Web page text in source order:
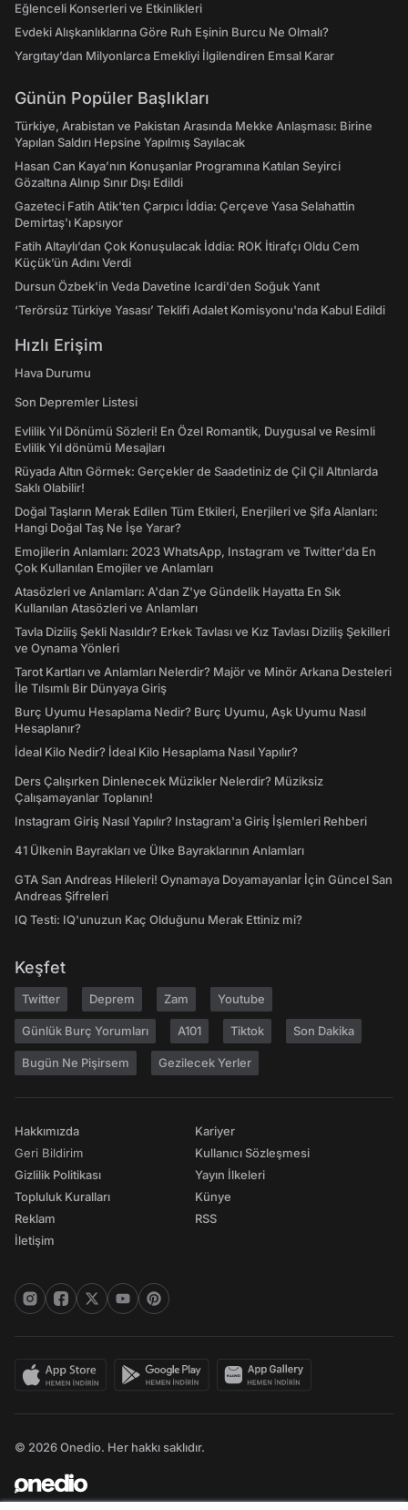
Eğlenceli Konserleri ve Etkinlikleri
Evdeki Alışkanlıklarına Göre Ruh Eşinin Burcu Ne Olmalı?
Yargıtay’dan Milyonlarca Emekliyi İlgilendiren Emsal Karar
Günün Popüler Başlıkları
Türkiye, Arabistan ve Pakistan Arasında Mekke Anlaşması: Birine
Yapılan Saldırı Hepsine Yapılmış Sayılacak
Hasan Can Kaya’nın Konuşanlar Programına Katılan Seyirci
Gözaltına Alınıp Sınır Dışı Edildi
Gazeteci Fatih Atik'ten Çarpıcı İddia: Çerçeve Yasa Selahattin
Demirtaş'ı Kapsıyor
Fatih Altaylı’dan Çok Konuşulacak İddia: ROK İtirafçı Oldu Cem
Küçük’ün Adını Verdi
Dursun Özbek'in Veda Davetine Icardi'den Soğuk Yanıt
‘Terörsüz Türkiye Yasası’ Teklifi Adalet Komisyonu'nda Kabul Edildi
Hızlı Erişim
Hava Durumu
Son Depremler Listesi
Evlilik Yıl Dönümü Sözleri! En Özel Romantik, Duygusal ve Resimli
Evlilik Yıl dönümü Mesajları
Rüyada Altın Görmek: Gerçekler de Saadetiniz de Çil Çil Altınlarda
Saklı Olabilir!
Doğal Taşların Merak Edilen Tüm Etkileri, Enerjileri ve Şifa Alanları:
Hangi Doğal Taş Ne İşe Yarar?
Emojilerin Anlamları: 2023 WhatsApp, Instagram ve Twitter'da En
Çok Kullanılan Emojiler ve Anlamları
Atasözleri ve Anlamları: A'dan Z'ye Gündelik Hayatta En Sık
Kullanılan Atasözleri ve Anlamları
Tavla Diziliş Şekli Nasıldır? Erkek Tavlası ve Kız Tavlası Diziliş Şekilleri
ve Oynama Yönleri
Tarot Kartları ve Anlamları Nelerdir? Majör ve Minör Arkana Desteleri
İle Tılsımlı Bir Dünyaya Giriş
Burç Uyumu Hesaplama Nedir? Burç Uyumu, Aşk Uyumu Nasıl
Hesaplanır?
İdeal Kilo Nedir? İdeal Kilo Hesaplama Nasıl Yapılır?
Ders Çalışırken Dinlenecek Müzikler Nelerdir? Müziksiz
Çalışamayanlar Toplanın!
Instagram Giriş Nasıl Yapılır? Instagram'a Giriş İşlemleri Rehberi
41 Ülkenin Bayrakları ve Ülke Bayraklarının Anlamları
GTA San Andreas Hileleri! Oynamaya Doyamayanlar İçin Güncel San
Andreas Şifreleri
IQ Testi: IQ'unuzun Kaç Olduğunu Merak Ettiniz mi?
Keşfet
Twitter Deprem Zam Youtube
Günlük Burç Yorumları A101 Tiktok Son Dakika
Bugün Ne Pişirsem Gezilecek Yerler
Hakkımızda
Geri Bildirim
Gizlilik Politikası
Topluluk Kuralları
Reklam
İletişim
Kariyer
Kullanıcı Sözleşmesi
Yayın İlkeleri
Künye
RSS
© 2026 Onedio. Her hakkı saklıdır.